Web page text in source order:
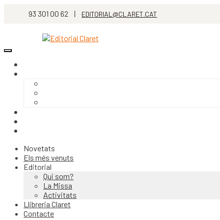
93 301 00 62 | EDITORIAL@CLARET.CAT
Novetats
Els més venuts
Editorial
Qui som?
La Missa
Activitats
Llibreria Claret
Contacte